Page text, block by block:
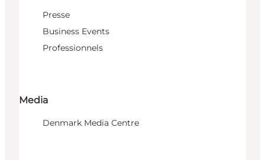
Presse
Business Events
Professionnels
Media
Denmark Media Centre